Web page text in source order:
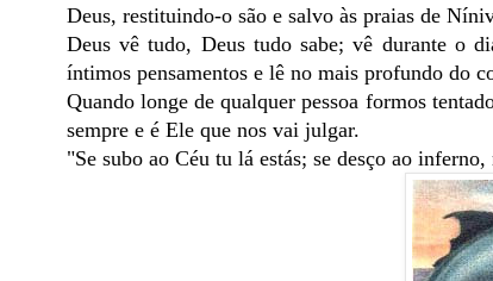
Deus, restituindo-o são e salvo às praias de
Deus vê tudo, Deus tudo sabe; vê durante o
íntimos pensamentos e lê no mais profundo do
Quando longe de qualquer pessoa formos
sempre e é Ele que nos vai julgar.
"Se subo ao Céu tu lá estás; se desço ao